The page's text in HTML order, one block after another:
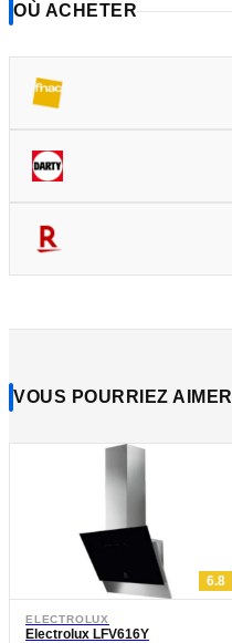
OÙ ACHETER
VOUS POURRIEZ AIMER
6.8
ELECTROLUX
Electrolux LFV616Y